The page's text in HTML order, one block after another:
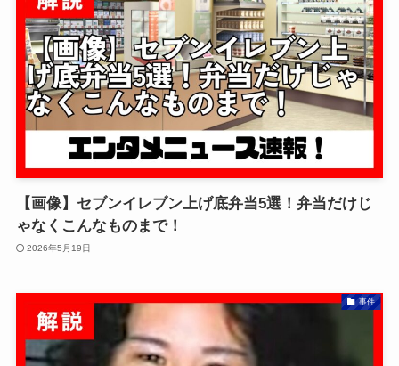
【画像】セブンイレブン上げ底弁当5選！弁当だけじ
ゃなくこんなものまで！
2026年5月19日
事件